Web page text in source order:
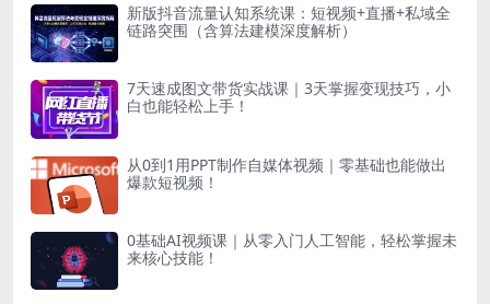
新版抖音流量认知系统课：短视频+直播+私域全
链路突围（含算法建模深度解析）
7天速成图文带货实战课｜3天掌握变现技巧，小
白也能轻松上手！
从0到1用PPT制作自媒体视频｜零基础也能做出
爆款短视频！
0基础AI视频课｜从零入门人工智能，轻松掌握未
来核心技能！